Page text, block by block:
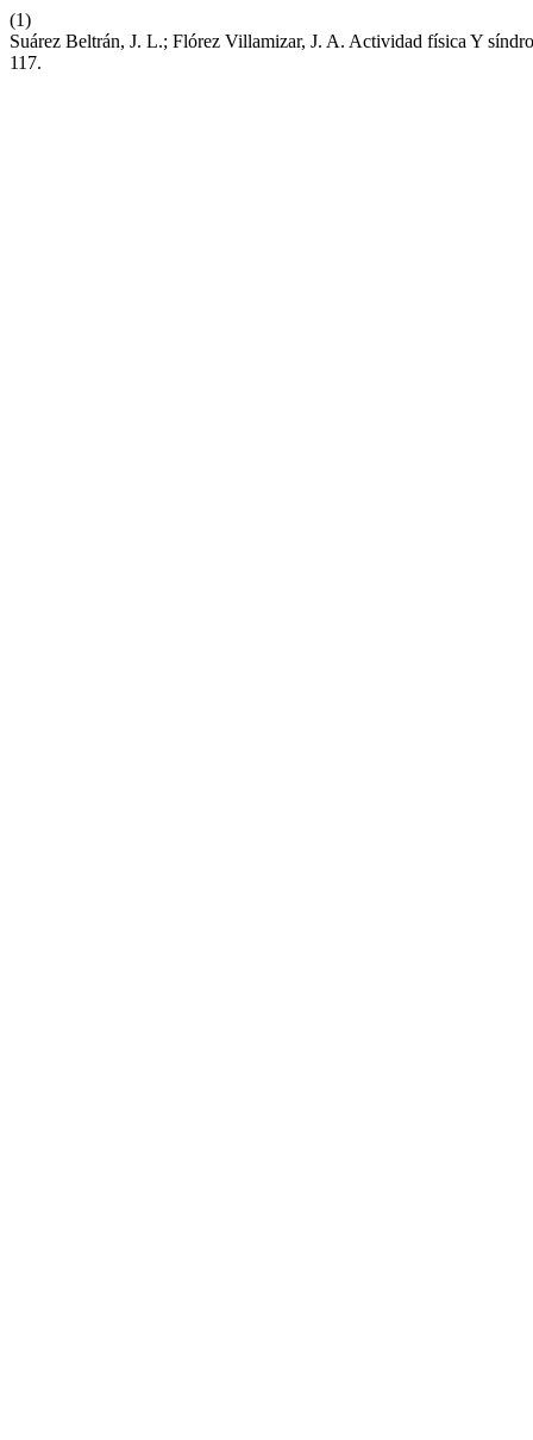
(1)
Suárez Beltrán, J. L.; Flórez Villamizar, J. A. Actividad física Y
117.